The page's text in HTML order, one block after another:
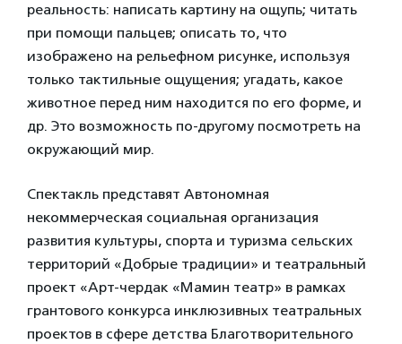
реальность: написать картину на ощупь; читать
при помощи пальцев; описать то, что
изображено на рельефном рисунке, используя
только тактильные ощущения; угадать, какое
животное перед ним находится по его форме, и
др. Это возможность по-другому посмотреть на
окружающий мир.
Спектакль представят Автономная
некоммерческая социальная организация
развития культуры, спорта и туризма сельских
территорий «Добрые традиции» и театральный
проект «Арт-чердак «Мамин театр» в рамках
грантового конкурса инклюзивных театральных
проектов в сфере детства Благотворительного